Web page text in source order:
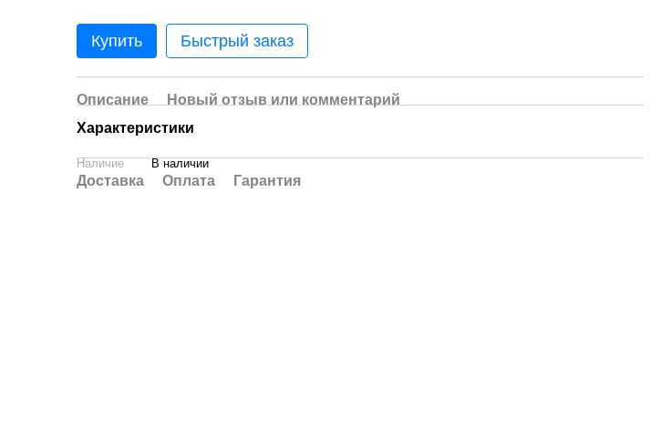
Купить Быстрый заказ
Описание
Новый отзыв или комментарий
Характеристики
Наличие В наличии
Доставка Оплата Гарантия